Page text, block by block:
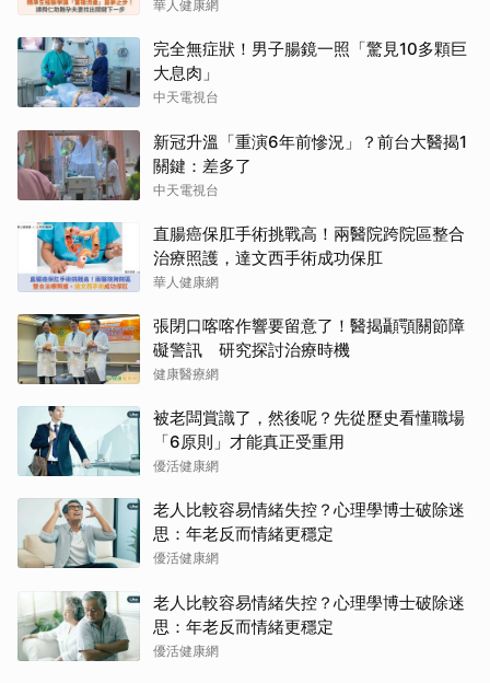
華人健康網
完全無症狀！男子腸鏡一照「驚見10多顆巨
大息肉」
中天電視台
新冠升溫「重演6年前慘況」？前台大醫揭1
關鍵：差多了
中天電視台
直腸癌保肛手術挑戰高！兩醫院跨院區整合
治療照護，達文西手術成功保肛
華人健康網
張閉口喀喀作響要留意了！醫揭顳顎關節障
礙警訊 研究探討治療時機
健康醫療網
被老闆賞識了，然後呢？先從歷史看懂職場
「6原則」才能真正受重用
優活健康網
老人比較容易情緒失控？心理學博士破除迷
思：年老反而情緒更穩定
優活健康網
老人比較容易情緒失控？心理學博士破除迷
思：年老反而情緒更穩定
優活健康網